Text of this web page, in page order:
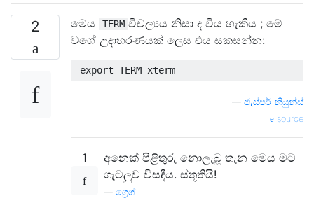
2 මෙය TERM විචල්‍යය නිසා ද විය හැකිය ; මේ
වගේ උදාහරණයක් ලෙස එය සකසන්න:
ජැස්පර් නියුන්ස්
source
1
අනෙක් පිළිතුරු නොලැබූ තැන මෙය මට
ගැටලුව විසඳීය. ස්තූතියි!
ග්‍රෙග්